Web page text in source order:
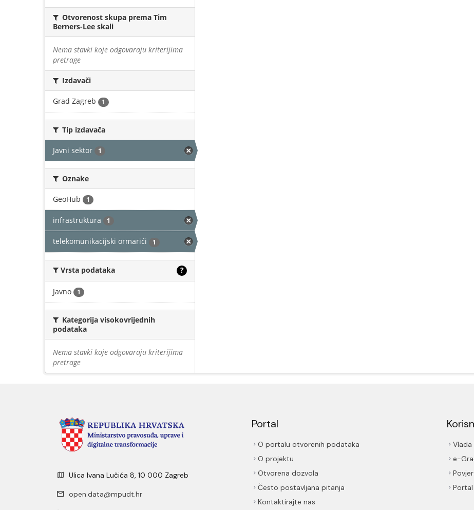
Otvorenost skupa prema Tim
Berners-Lee skali
Nema stavki koje odgovaraju kriterijima
pretrage
Izdavači
Grad Zagreb 1
Tip izdavača
Javni sektor 1
Oznake
GeoHub 1
infrastruktura 1
telekomunikacijski ormarići 1
Vrsta podataka ?
Javno 1
Kategorija visokovrijednih
podataka
Nema stavki koje odgovaraju kriterijima
pretrage